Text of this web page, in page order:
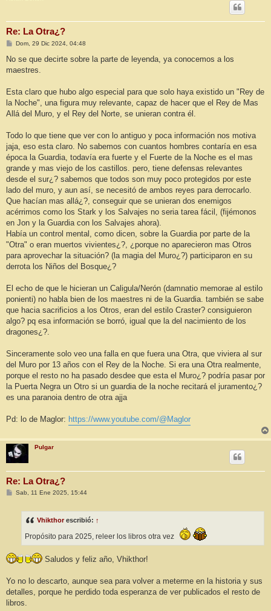
Re: La Otra¿?
M
n
a
Dom, 29 Dic 2024, 04:48
No se que decirte sobre la parte de leyenda, ya conocemos a los
maestres.
Esta claro que hubo algo especial para que solo haya existido un "Rey de
la Noche", una figura muy relevante, capaz de hacer que el Rey de Mas
Allá del Muro, y el Rey del Norte, se unieran contra él.
Todo lo que tiene que ver con lo antiguo y poca información nos motiva
jaja, eso esta claro. No sabemos con cuantos hombres contaría en esa
época la Guardia, todavía era fuerte y el Fuerte de la Noche es el mas
grande y mas viejo de los castillos. pero, tiene defensas relevantes
desde el sur¿? sabemos que todos son muy poco protegidos por este
lado del muro, y aun así, se necesitó de ambos reyes para derrocarlo.
Que hacían mas allá¿?, conseguir que se unieran dos enemigos
acérrimos como los Stark y los Salvajes no seria tarea fácil, (fijémonos
en Jon y la Guardia con los Salvajes ahora).
Había un control mental, como dicen, sobre la Guardia por parte de la
"Otra" o eran muertos vivientes¿?, ¿porque no aparecieron mas Otros
para aprovechar la situación? (la magia del Muro¿?) participaron en su
derrota los Niños del Bosque¿?
El echo de que le hicieran un Caligula/Nerón (damnatio memorae al estilo
ponienti) no habla bien de los maestres ni de la Guardia. también se sabe
que hacia sacrificios a los Otros, eran del estilo Craster? consiguieron
algo? pq esa información se borró, igual que la del nacimiento de los
dragones¿?.
Sinceramente solo veo una falla en que fuera una Otra, que viviera al sur
del Muro por 13 años con el Rey de la Noche. Si era una Otra realmente,
porque el resto no ha pasado desdee que esta el Muro¿? podría pasar por
la Puerta Negra un Otro si un guardia de la noche recitará el juramento¿?
es una paranoia dentro de otra ajja
Pd: lo de Maglor: https://www.youtube.com/@Maglor
Pulgar
Re: La Otra¿?
MSab, 11 Ene 2025, 15:44
Vhikthorescribió: ↑
Propósito para 2025, releer los libros otra vez
Saludos y feliz año, Vhikthor!
Yo no lo descarto, aunque sea para volver a meterme en la historia y sus
detalles, porque he perdido toda esperanza de ver publicados el resto de
libros.